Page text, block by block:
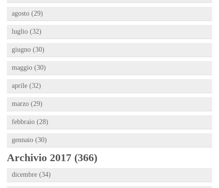
agosto (29)
luglio (32)
giugno (30)
maggio (30)
aprile (32)
marzo (29)
febbraio (28)
gennaio (30)
Archivio 2017 (366)
dicembre (34)